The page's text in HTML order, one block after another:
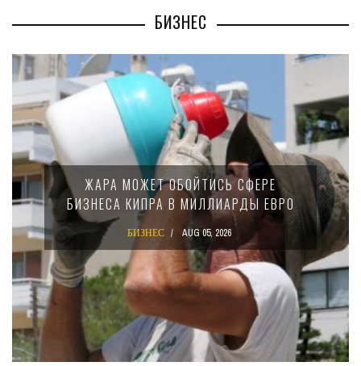
БИЗНЕС
ЖАРА МОЖЕТ ОБОЙТИСЬ СФЕРЕ
КИПРА В МИЛЛИАРДЫ ЕВРО
БИЗНЕС AUG 05, 2026